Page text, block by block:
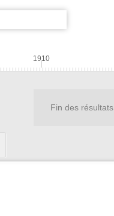
1910
Fin des résultats